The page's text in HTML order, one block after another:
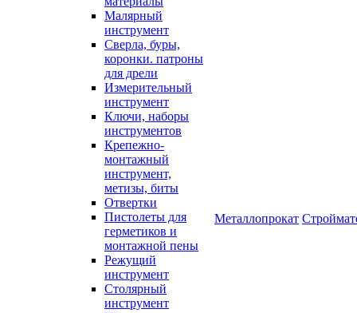
Малярный
инструмент
Сверла, буры,
коронки. патроны
для дрели
Измерительный
инструмент
Ключи, наборы
инструментов
Крепежно-
монтажный
инструмент,
метизы, биты
Отвертки
Пистолеты для
герметиков и
монтажной пены
Режущий
инструмент
Столярный
инструмент
Металлопрокат